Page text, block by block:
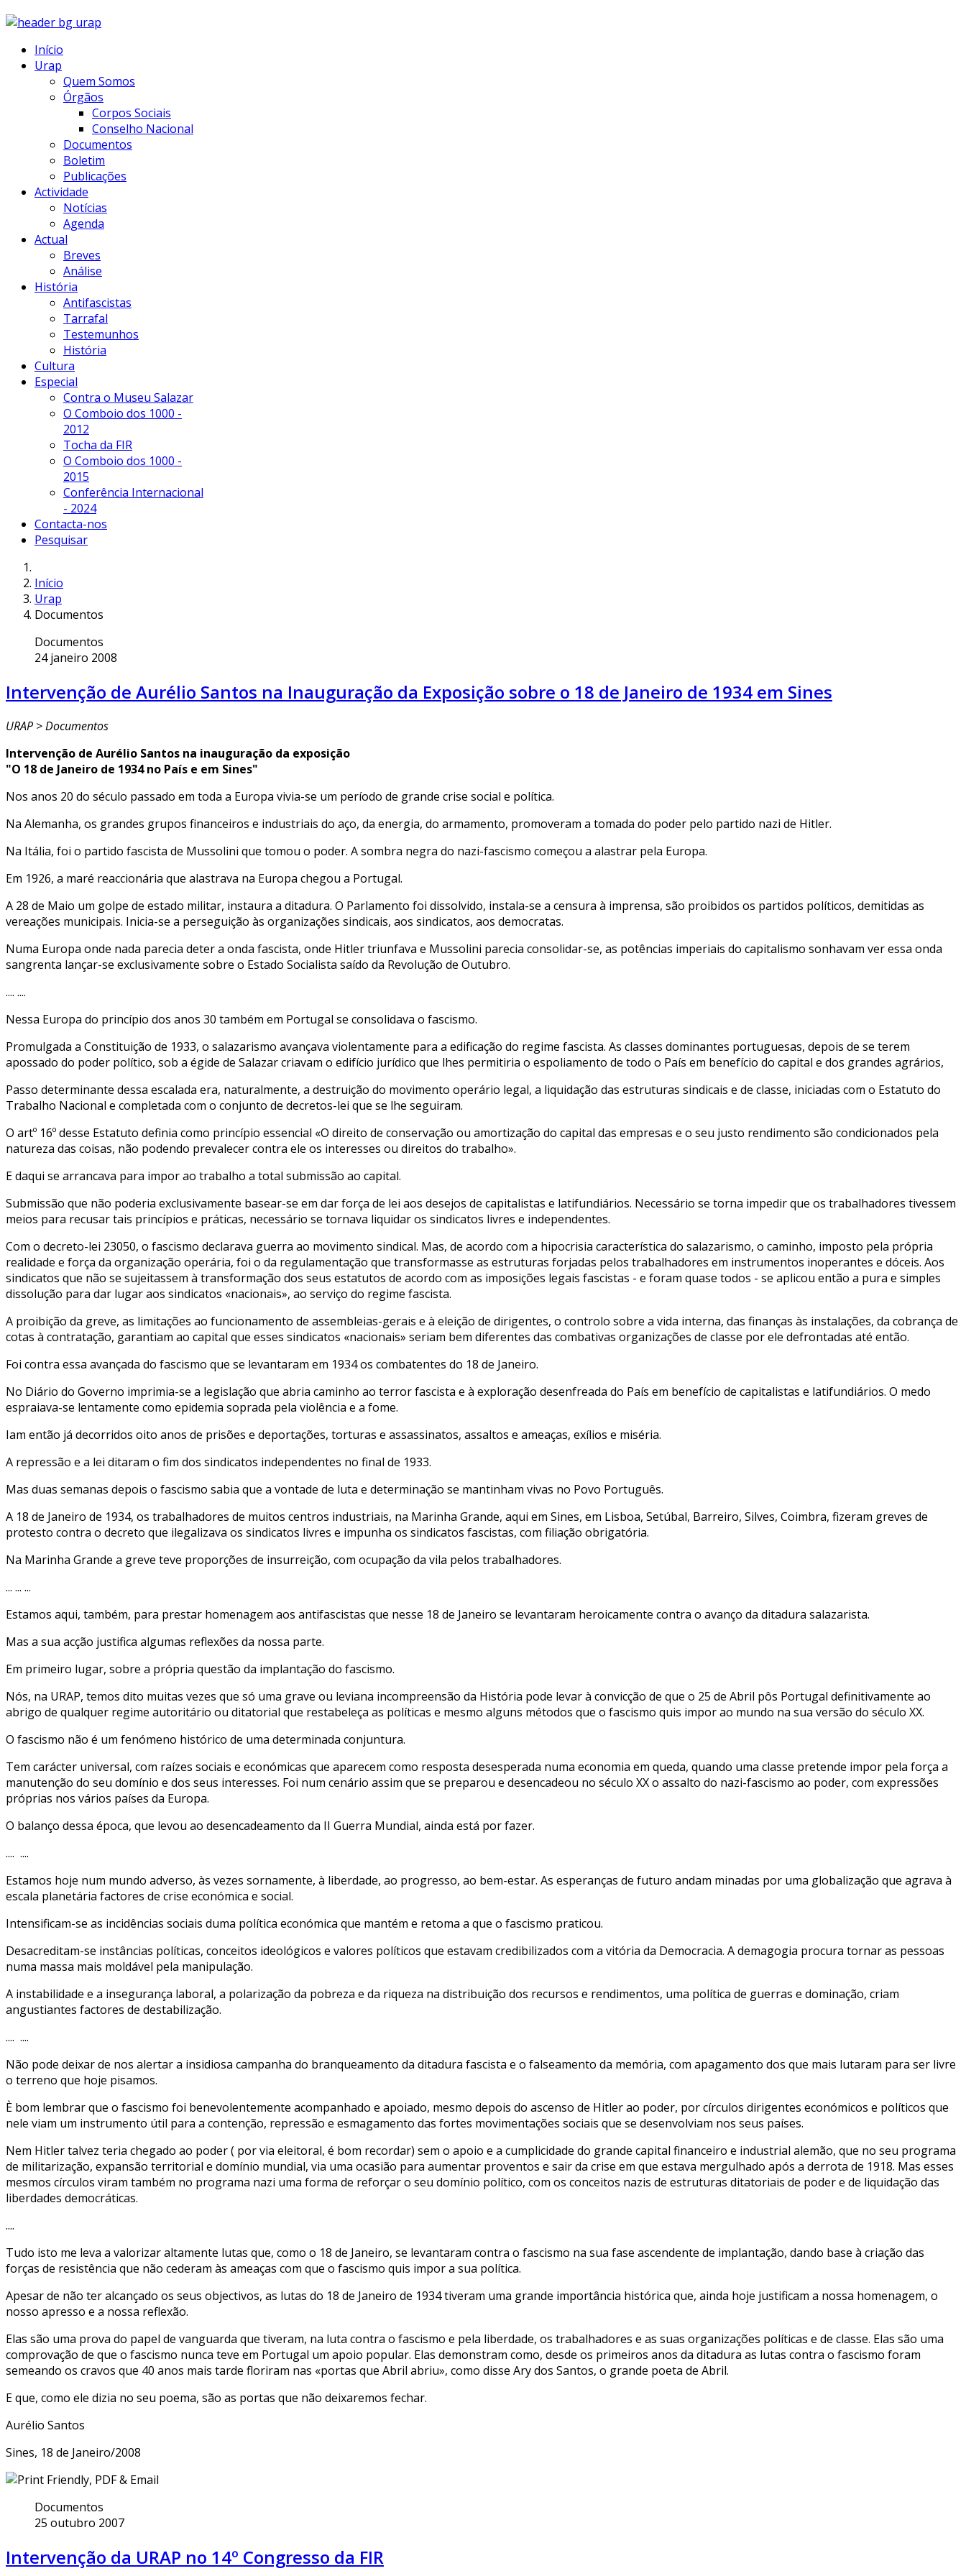
Início
Urap
Quem Somos
Órgãos
Corpos Sociais
Conselho Nacional
Documentos
Boletim
Publicações
Actividade
Notícias
Agenda
Actual
Breves
Análise
História
Antifascistas
Tarrafal
Testemunhos
História
Cultura
Especial
Contra o Museu Salazar
O Comboio dos 1000 -
2012
Tocha da FIR
O Comboio dos 1000 -
2015
Conferência Internacional
- 2024
Contacta-nos
Pesquisar
Início
Urap
Documentos
Documentos
24 janeiro 2008
Intervenção de Aurélio Santos na Inauguração da Exposição sobre o 18 de Janeiro de 1934 em Sines
URAP > Documentos
Intervenção de Aurélio Santos na inauguração da exposição
"O 18 de Janeiro de 1934 no País e em Sines"
Nos anos 20 do século passado em toda a Europa vivia-se um período de grande crise social e política.
Na Alemanha, os grandes grupos financeiros e industriais do aço, da energia, do armamento, promoveram a tomada do poder pelo partido nazi de Hitler.
Na Itália, foi o partido fascista de Mussolini que tomou o poder. A sombra negra do nazi-fascismo começou a alastrar pela Europa.
Em 1926, a maré reaccionária que alastrava na Europa chegou a Portugal.
A 28 de Maio um golpe de estado militar, instaura a ditadura. O Parlamento foi dissolvido, instala-se a censura à imprensa, são proibidos os partidos políticos, demitidas as
vereações municipais. Inicia-se a perseguição às organizações sindicais, aos sindicatos, aos democratas.
Numa Europa onde nada parecia deter a onda fascista, onde Hitler triunfava e Mussolini parecia consolidar-se, as potências imperiais do capitalismo sonhavam ver essa onda
sangrenta lançar-se exclusivamente sobre o Estado Socialista saído da Revolução de Outubro.
.... ....
Nessa Europa do princípio dos anos 30 também em Portugal se consolidava o fascismo.
Promulgada a Constituição de 1933, o salazarismo avançava violentamente para a edificação do regime fascista. As classes dominantes portuguesas, depois de se terem
apossado do poder político, sob a égide de Salazar criavam o edifício jurídico que lhes permitiria o espoliamento de todo o País em benefício do capital e dos grandes agrários,
Passo determinante dessa escalada era, naturalmente, a destruição do movimento operário legal, a liquidação das estruturas sindicais e de classe, iniciadas com o Estatuto do
Trabalho Nacional e completada com o conjunto de decretos-lei que se lhe seguiram.
O artº 16º desse Estatuto definia como princípio essencial «O direito de conservação ou amortização do capital das empresas e o seu justo rendimento são condicionados pela
natureza das coisas, não podendo prevalecer contra ele os interesses ou direitos do trabalho».
E daqui se arrancava para impor ao trabalho a total submissão ao capital.
Submissão que não poderia exclusivamente basear-se em dar força de lei aos desejos de capitalistas e latifundiários. Necessário se torna impedir que os trabalhadores tivessem
meios para recusar tais princípios e práticas, necessário se tornava liquidar os sindicatos livres e independentes.
Com o decreto-lei 23050, o fascismo declarava guerra ao movimento sindical. Mas, de acordo com a hipocrisia característica do salazarismo, o caminho, imposto pela própria
realidade e força da organização operária, foi o da regulamentação que transformasse as estruturas forjadas pelos trabalhadores em instrumentos inoperantes e dóceis. Aos
sindicatos que não se sujeitassem à transformação dos seus estatutos de acordo com as imposições legais fascistas - e foram quase todos - se aplicou então a pura e simples
dissolução para dar lugar aos sindicatos «nacionais», ao serviço do regime fascista.
A proibição da greve, as limitações ao funcionamento de assembleias-gerais e à eleição de dirigentes, o controlo sobre a vida interna, das finanças às instalações, da cobrança de
cotas à contratação, garantiam ao capital que esses sindicatos «nacionais» seriam bem diferentes das combativas organizações de classe por ele defrontadas até então.
Foi contra essa avançada do fascismo que se levantaram em 1934 os combatentes do 18 de Janeiro.
No Diário do Governo imprimia-se a legislação que abria caminho ao terror fascista e à exploração desenfreada do País em benefício de capitalistas e latifundiários. O medo
espraiava-se lentamente como epidemia soprada pela violência e a fome.
Iam então já decorridos oito anos de prisões e deportações, torturas e assassinatos, assaltos e ameaças, exílios e miséria.
A repressão e a lei ditaram o fim dos sindicatos independentes no final de 1933.
Mas duas semanas depois o fascismo sabia que a vontade de luta e determinação se mantinham vivas no Povo Português.
A 18 de Janeiro de 1934, os trabalhadores de muitos centros industriais, na Marinha Grande, aqui em Sines, em Lisboa, Setúbal, Barreiro, Silves, Coimbra, fizeram greves de
protesto contra o decreto que ilegalizava os sindicatos livres e impunha os sindicatos fascistas, com filiação obrigatória.
Na Marinha Grande a greve teve proporções de insurreição, com ocupação da vila pelos trabalhadores.
... ... ...
Estamos aqui, também, para prestar homenagem aos antifascistas que nesse 18 de Janeiro se levantaram heroicamente contra o avanço da ditadura salazarista.
Mas a sua acção justifica algumas reflexões da nossa parte.
Em primeiro lugar, sobre a própria questão da implantação do fascismo.
Nós, na URAP, temos dito muitas vezes que só uma grave ou leviana incompreensão da História pode levar à convicção de que o 25 de Abril pôs Portugal definitivamente ao
abrigo de qualquer regime autoritário ou ditatorial que restabeleça as políticas e mesmo alguns métodos que o fascismo quis impor ao mundo na sua versão do século XX.
O fascismo não é um fenómeno histórico de uma determinada conjuntura.
Tem carácter universal, com raízes sociais e económicas que aparecem como resposta desesperada numa economia em queda, quando uma classe pretende impor pela força a
manutenção do seu domínio e dos seus interesses. Foi num cenário assim que se preparou e desencadeou no século XX o assalto do nazi-fascismo ao poder, com expressões
próprias nos vários países da Europa.
O balanço dessa época, que levou ao desencadeamento da II Guerra Mundial, ainda está por fazer.
.... ....
Estamos hoje num mundo adverso, às vezes sornamente, à liberdade, ao progresso, ao bem-estar. As esperanças de futuro andam minadas por uma globalização que agrava à
escala planetária factores de crise económica e social.
Intensificam-se as incidências sociais duma política económica que mantém e retoma a que o fascismo praticou.
Desacreditam-se instâncias políticas, conceitos ideológicos e valores políticos que estavam credibilizados com a vitória da Democracia. A demagogia procura tornar as pessoas
numa massa mais moldável pela manipulação.
A instabilidade e a insegurança laboral, a polarização da pobreza e da riqueza na distribuição dos recursos e rendimentos, uma política de guerras e dominação, criam
angustiantes factores de destabilização.
.... ....
Não pode deixar de nos alertar a insidiosa campanha do branqueamento da ditadura fascista e o falseamento da memória, com apagamento dos que mais lutaram para ser livre
o terreno que hoje pisamos.
È bom lembrar que o fascismo foi benevolentemente acompanhado e apoiado, mesmo depois do ascenso de Hitler ao poder, por círculos dirigentes económicos e políticos que
nele viam um instrumento útil para a contenção, repressão e esmagamento das fortes movimentações sociais que se desenvolviam nos seus países.
Nem Hitler talvez teria chegado ao poder ( por via eleitoral, é bom recordar) sem o apoio e a cumplicidade do grande capital financeiro e industrial alemão, que no seu programa
de militarização, expansão territorial e domínio mundial, via uma ocasião para aumentar proventos e sair da crise em que estava mergulhado após a derrota de 1918. Mas esses
mesmos círculos viram também no programa nazi uma forma de reforçar o seu domínio político, com os conceitos nazis de estruturas ditatoriais de poder e de liquidação das
liberdades democráticas.
....
Tudo isto me leva a valorizar altamente lutas que, como o 18 de Janeiro, se levantaram contra o fascismo na sua fase ascendente de implantação, dando base à criação das
forças de resistência que não cederam às ameaças com que o fascismo quis impor a sua política.
Apesar de não ter alcançado os seus objectivos, as lutas do 18 de Janeiro de 1934 tiveram uma grande importância histórica que, ainda hoje justificam a nossa homenagem, o
nosso apresso e a nossa reflexão.
Elas são uma prova do papel de vanguarda que tiveram, na luta contra o fascismo e pela liberdade, os trabalhadores e as suas organizações políticas e de classe. Elas são uma
comprovação de que o fascismo nunca teve em Portugal um apoio popular. Elas demonstram como, desde os primeiros anos da ditadura as lutas contra o fascismo foram
semeando os cravos que 40 anos mais tarde floriram nas «portas que Abril abriu», como disse Ary dos Santos, o grande poeta de Abril.
E que, como ele dizia no seu poema, são as portas que não deixaremos fechar.
Aurélio Santos
Sines, 18 de Janeiro/2008
Documentos
25 outubro 2007
Intervenção da URAP no 14º Congresso da FIR